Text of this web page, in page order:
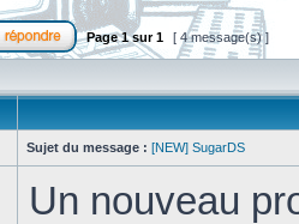
Page1sur1 [ 4 message(s) ]
Sujet du message : [NEW] SugarDS
Un nouveau